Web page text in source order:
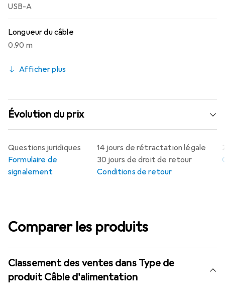
USB-A
Longueur du câble
0.90 m
Afficher plus
Évolution du prix
14 jours de rétractation légale
30 jours de droit de retour
Conditions de retour
Questions juridiques
Formulaire de
signalement
Comparer les produits
Classement des ventes dans Type de
produit Câble d'alimentation